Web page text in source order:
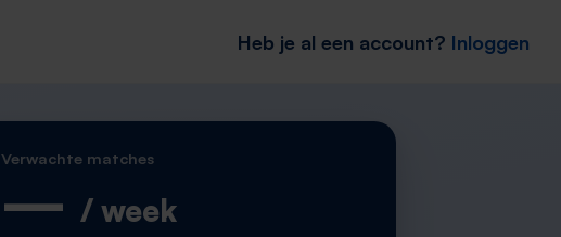
Heb je al een account? Inloggen
Verwachte matches
— / week